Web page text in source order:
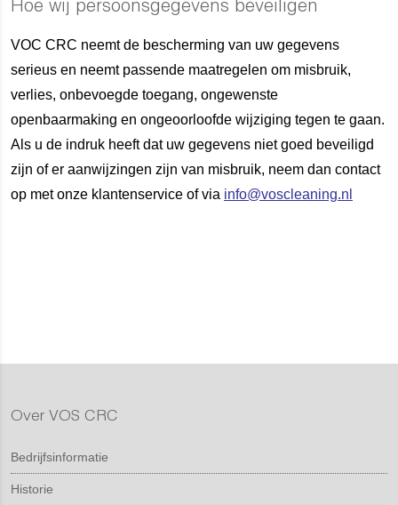
Hoe wij persoonsgegevens beveiligen
VOC CRC neemt de bescherming van uw gegevens
serieus en neemt passende maatregelen om misbruik,
verlies, onbevoegde toegang, ongewenste
openbaarmaking en ongeoorloofde wijziging tegen te gaan.
Als u de indruk heeft dat uw gegevens niet goed beveiligd
zijn of er aanwijzingen zijn van misbruik, neem dan contact
op met onze klantenservice of via info@voscleaning.nl
Over VOS CRC
Bedrijfsinformatie
Historie